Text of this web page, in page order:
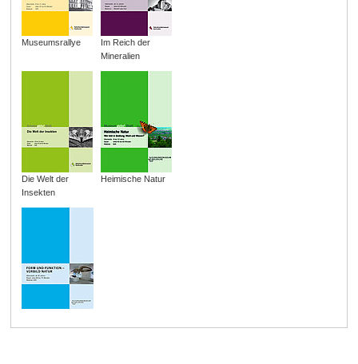
Museumsrallye
Im Reich der
Mineralien
Die Welt der
Insekten
Heimische Natur